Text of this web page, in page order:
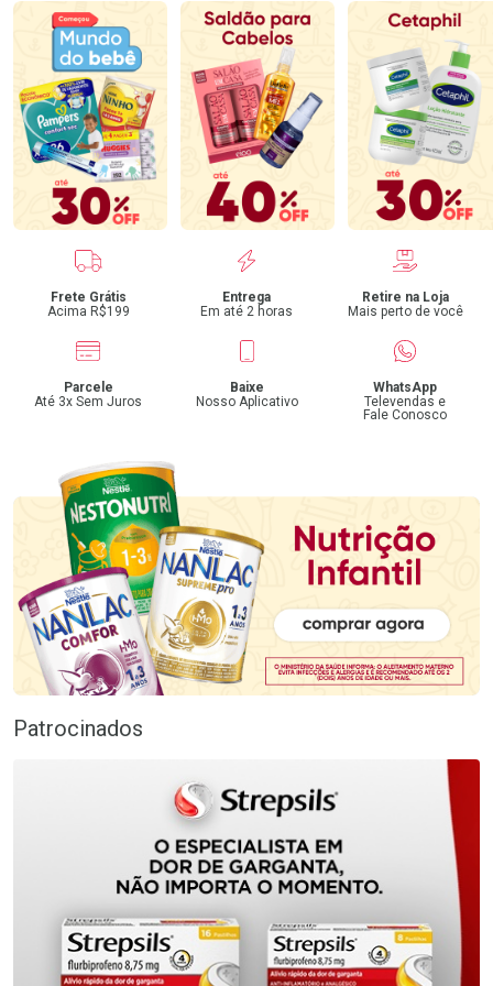
Benefícios
Frete Grátis
Acima R$199
Entrega
Em até 2 horas
Retire na Loja
Mais perto de você
Parcele
Até 3x Sem Juros
Baixe
Nosso Aplicativo
WhatsApp
Televendas e
Fale Conosco
Patrocinados